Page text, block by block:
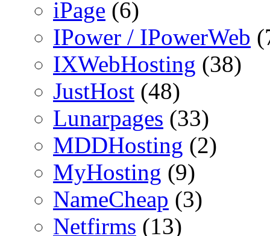
iPage (6)
IPower / IPowerWeb
IXWebHosting (38)
JustHost (48)
Lunarpages (33)
MDDHosting (2)
MyHosting (9)
NameCheap (3)
Netfirms (13)